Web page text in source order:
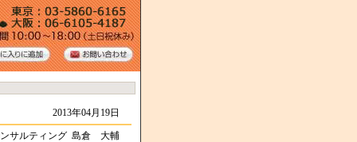
2013年04月19日
ンサルティング 島倉 大輔